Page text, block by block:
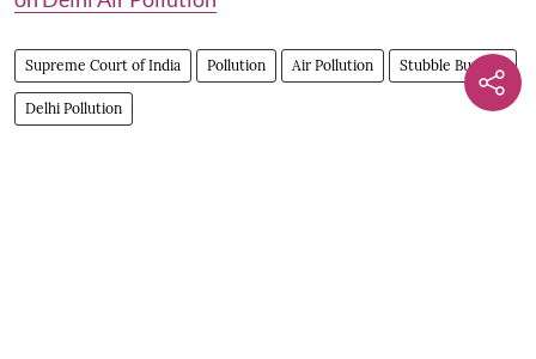
Supreme Court of India Pollution Air Pollution Stubble Burning
Delhi Pollution